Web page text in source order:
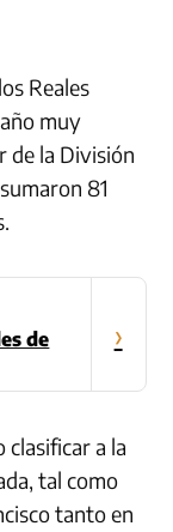
Reales
muy
de la División
81
de
›
clasificar a la
tal como
tanto en